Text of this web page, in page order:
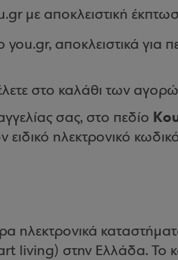
με αποκλειστική
you.gr, αποκλειστικά για
στο καλάθι των
σας, στο πεδίο
ειδικό ηλεκτρονικό
ηλεκτρονικά
living) στην Ελλάδα. Το